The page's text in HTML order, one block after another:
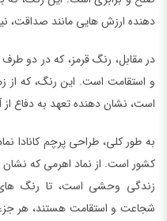
دهنده ارزش هایی مانند صداقت،
در مقابل، رنگ قرمز، که در دو
و استقامت است. این رنگ، که از
است، نشان دهنده تعهد به دفاع
به طور کلی، طراحی پرچم کانادا
کشور است. از نماد اهرمی که نشان
زندگی وحشی است، تا رنگ های
شجاعت و استقامت هستند، هر جزء